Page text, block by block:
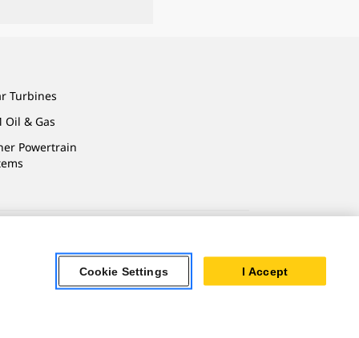
Turbines
Oil & Gas
Powertrain
Cookie Settings I Accept